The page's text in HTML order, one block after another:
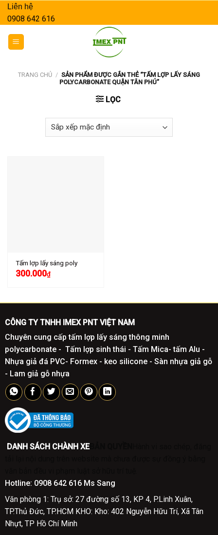
SkipLiên hệ
0908 642 616
TRANG CHỦ / SẢN PHẨM ĐƯỢC GẮN THẺ “TẤM LỢP LẤY SÁNG
POLYCARBONATE QUẬN TÂN PHÚ”
LỌC
Tấm lợp lấy sáng poly
300.000₫
CÔNG TY TNHH IMEX PNT VIỆT NAM
Chuyên cung cấp tấm lợp lấy sáng thông minh
polycarbonate - Tấm lợp sinh thái - Tấm Mica- tấm Alu -
Nhựa giả đá PVC- Formex - keo silicone - Sàn nhựa giả gỗ
- Lam giả gỗ nhựa
DANH SÁCH CHÀNH XEBẢN QUYỀN
Hotline: 0908 642 616 Ms Sang
Văn phòng 1: Trụ sở: 27 đường số 13, KP 4, P.Linh Xuân,
TP.Thủ Đức, TP.HCM KHO: Kho: 402 Nguyễn Hữu Trí, Xã Tân
Nhựt, TP Hồ Chí Minh